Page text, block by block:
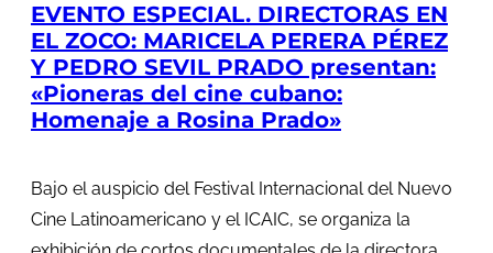
EVENTO ESPECIAL. DIRECTORAS EN
EL ZOCO: MARICELA PERERA PÉREZ
Y PEDRO SEVIL PRADO presentan:
«Pioneras del cine cubano:
Homenaje a Rosina Prado»
Bajo el auspicio del Festival Internacional del Nuevo
Cine Latinoamericano y el ICAIC, se organiza la